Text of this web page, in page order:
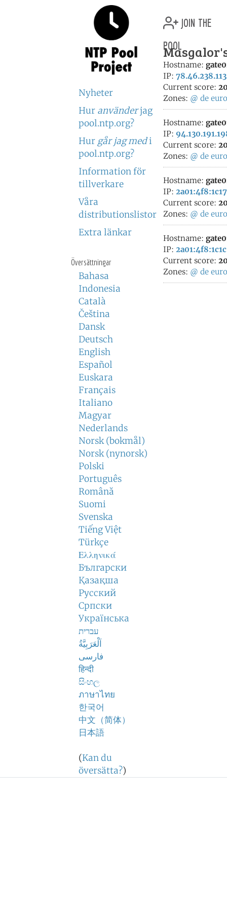
Nyheter
Hur använderjag
pool.ntp.org?
Hur går jag medi
pool.ntp.org?
Information för
tillverkare
Våra
distributionslistor
Extra länkar
Översättningar
Bahasa
Indonesia
Català
Čeština
Dansk
Deutsch
English
Español
Euskara
Français
Italiano
Magyar
Nederlands
Norsk (bokmål)
Norsk (nynorsk)
Polski
Português
Română
Suomi
Svenska
Tiếng Việt
Türkçe
Ελληνικά
Български
Қазақша
Русский
Српски
Українська
עברית
اَلْعَرَبِيَّةُ
فارسی
हिन्दी
සිංහල
ภาษาไทย
한국어
中文（简体）
日本語
(Kan du
översätta?)
join the
pool
Hostname:
IP: 78.46.238.113
Current score:
Zones: @ de
Hostname:
IP:
Current score:
Zones: @ de
Hostname:
IP:
Current score:
Zones: @ de
Hostname:
IP:
Current score:
Zones: @ de